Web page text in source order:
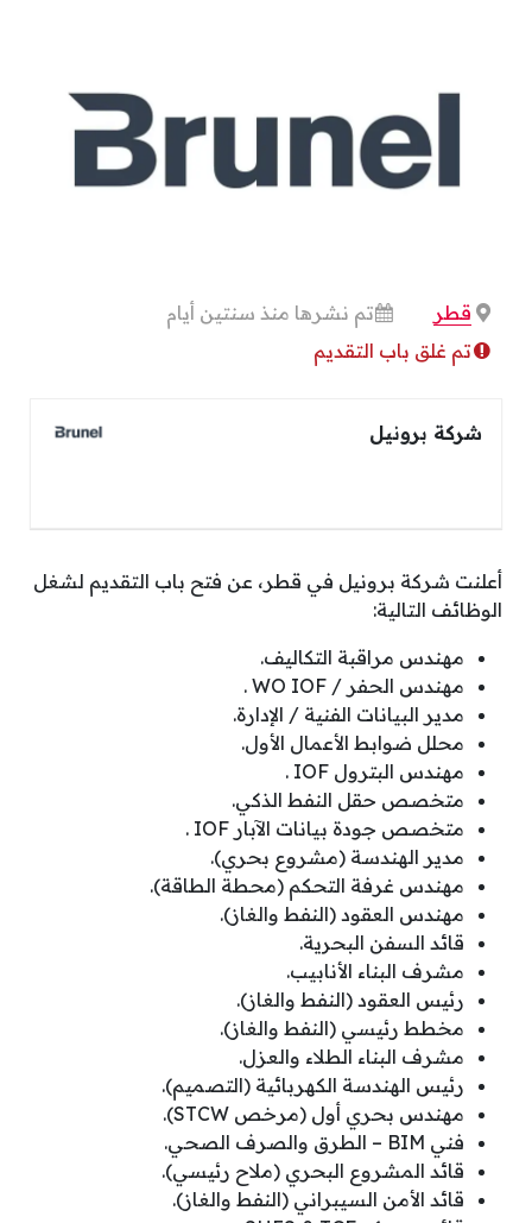
قطر
تم نشرها منذ سنتين أيام
تم غلق باب التقديم
شركة برونيل
أعلنت شركة برونيل في قطر، عن فتح باب التقديم لشغل
الوظائف التالية:
مهندس مراقبة التكاليف.
مهندس الحفر / WO IOF .
مدير البيانات الفنية / الإدارة.
محلل ضوابط الأعمال الأول.
مهندس البترول IOF .
متخصص حقل النفط الذكي.
متخصص جودة بيانات الآبار IOF .
مدير الهندسة (مشروع بحري).
مهندس غرفة التحكم (محطة الطاقة).
مهندس العقود (النفط والغاز).
قائد السفن البحرية.
مشرف البناء الأنابيب.
رئيس العقود (النفط والغاز).
مخطط رئيسي (النفط والغاز).
مشرف البناء الطلاء والعزل.
رئيس الهندسة الكهربائية (التصميم).
مهندس بحري أول (مرخص STCW).
فني BIM – الطرق والصرف الصحي.
قائد المشروع البحري (ملاح رئيسي).
قائد الأمن السيبراني (النفط والغاز).